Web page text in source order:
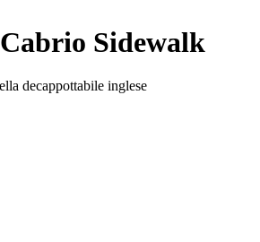
Sidewalk
decappottabile inglese